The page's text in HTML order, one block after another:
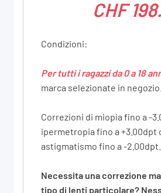
CHF
Condizioni:
Per tutti i ragazzi da 0 a 18
marca selezionate in negozio.
Correzioni di miopia fino a -
ipermetropia fino a +3.00dpt
astigmatismo fino a -2.00dpt.
Necessita una correzione
tipo di lenti particolare?